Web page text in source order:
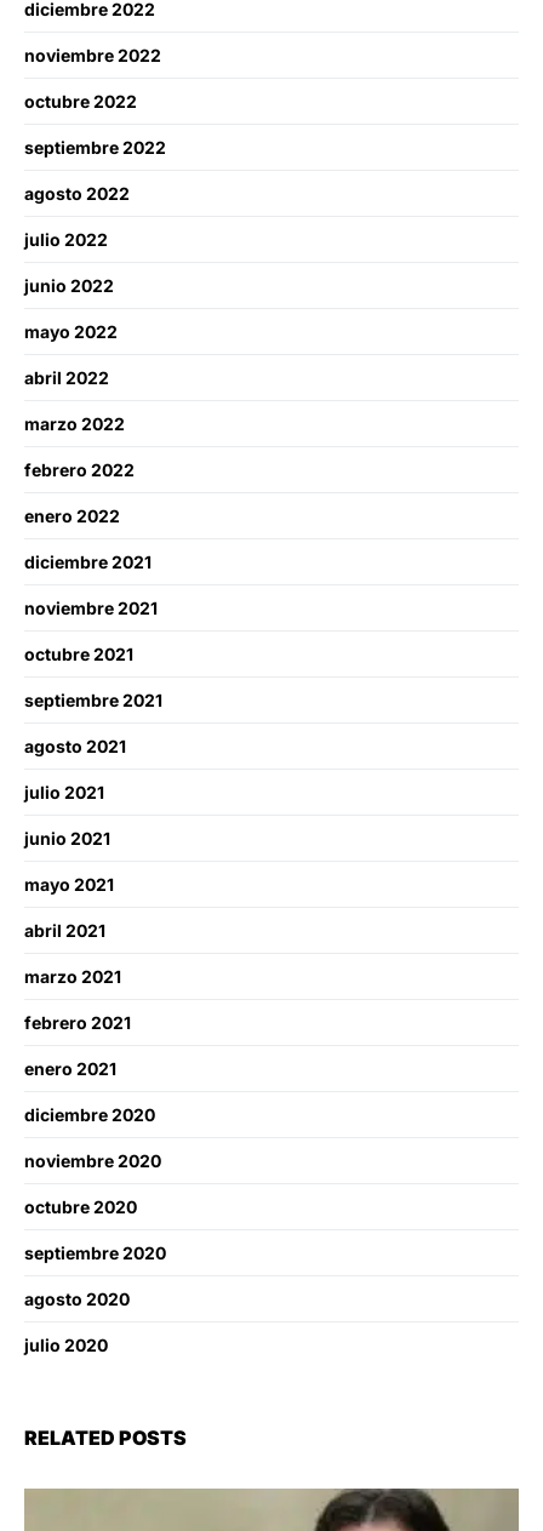
diciembre 2022
noviembre 2022
octubre 2022
septiembre 2022
agosto 2022
julio 2022
junio 2022
mayo 2022
abril 2022
marzo 2022
febrero 2022
enero 2022
diciembre 2021
noviembre 2021
octubre 2021
septiembre 2021
agosto 2021
julio 2021
junio 2021
mayo 2021
abril 2021
marzo 2021
febrero 2021
enero 2021
diciembre 2020
noviembre 2020
octubre 2020
septiembre 2020
agosto 2020
julio 2020
RELATED POSTS